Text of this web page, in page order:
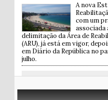
A nova
com um
associada
delimitação da Área de
(ARU), já está em vigor,
em Diário da República no
julho.